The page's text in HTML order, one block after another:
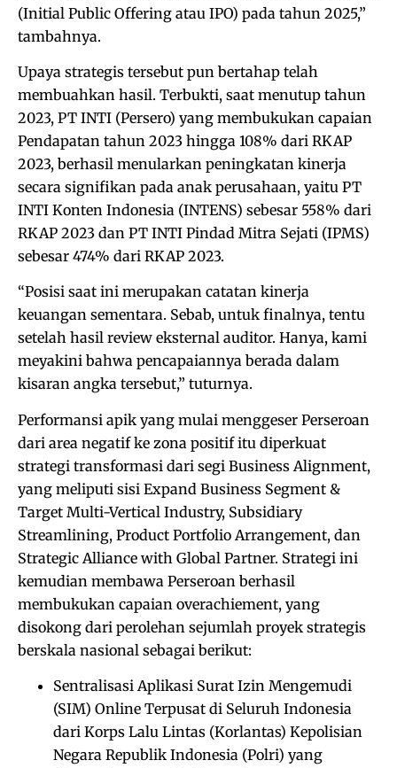
(Initial Public Offering atau IPO) pada tahun 2025,”
tambahnya.
Upaya strategis tersebut pun bertahap telah
membuahkan hasil. Terbukti, saat menutup tahun
2023, PT INTI (Persero) yang membukukan capaian
Pendapatan tahun 2023 hingga 108% dari RKAP
2023, berhasil menularkan peningkatan kinerja
secara signifikan pada anak perusahaan, yaitu PT
INTI Konten Indonesia (INTENS) sebesar 558% dari
RKAP 2023 dan PT INTI Pindad Mitra Sejati (IPMS)
sebesar 474% dari RKAP 2023.
“Posisi saat ini merupakan catatan kinerja
keuangan sementara. Sebab, untuk finalnya, tentu
setelah hasil review eksternal auditor. Hanya, kami
meyakini bahwa pencapaiannya berada dalam
kisaran angka tersebut,” tuturnya.
Performansi apik yang mulai menggeser Perseroan
dari area negatif ke zona positif itu diperkuat
strategi transformasi dari segi Business Alignment,
yang meliputi sisi Expand Business Segment &
Target Multi-Vertical Industry, Subsidiary
Streamlining, Product Portfolio Arrangement, dan
Strategic Alliance with Global Partner. Strategi ini
kemudian membawa Perseroan berhasil
membukukan capaian overachiement, yang
disokong dari perolehan sejumlah proyek strategis
berskala nasional sebagai berikut:
Sentralisasi Aplikasi Surat Izin Mengemudi
(SIM) Online Terpusat di Seluruh Indonesia
dari Korps Lalu Lintas (Korlantas) Kepolisian
Negara Republik Indonesia (Polri) yang